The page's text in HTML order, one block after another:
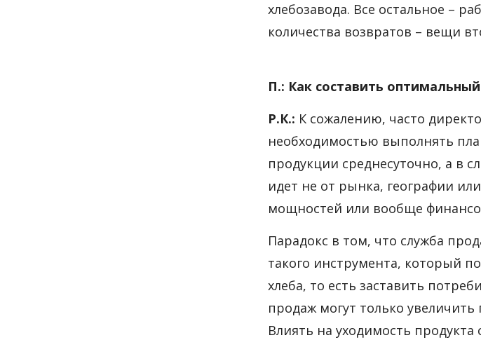
хлебозавода. Все остальное –
количества возвратов – вещи
П.: Как составить
Р.К.: К сожалению, часто
необходимостью выполнять
продукции среднесуточно, а в
идет не от рынка, географии
мощностей или вообще
Парадокс в том, что служба
такого инструмента, который
хлеба, то есть заставить
продаж могут только увеличить
Влиять на уходимость